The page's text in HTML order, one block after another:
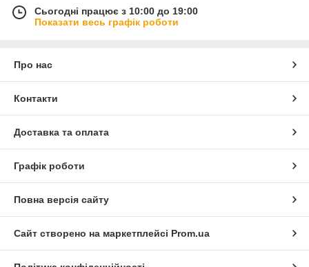
Сьогодні працює з 10:00 до 19:00
Показати весь графік роботи
Про нас
Контакти
Доставка та оплата
Графік роботи
Повна версія сайту
Сайт створено на маркетплейсі Prom.ua